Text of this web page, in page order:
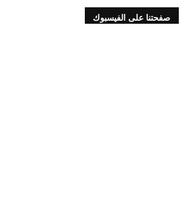
صفحتنا على الفيسبوك